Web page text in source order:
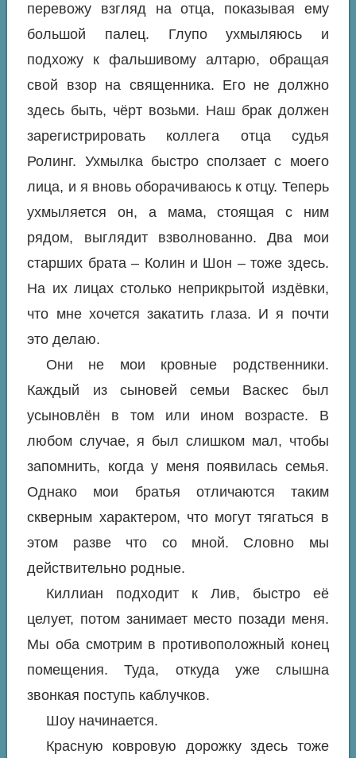
перевожу взгляд на отца, показывая ему
большой палец. Глупо ухмыляюсь и
подхожу к фальшивому алтарю, обращая
свой взор на священника. Его не должно
здесь быть, чёрт возьми. Наш брак должен
зарегистрировать коллега отца судья
Ролинг. Ухмылка быстро сползает с моего
лица, и я вновь оборачиваюсь к отцу. Теперь
ухмыляется он, а мама, стоящая с ним
рядом, выглядит взволнованно. Два мои
старших брата – Колин и Шон – тоже здесь.
На их лицах столько неприкрытой издёвки,
что мне хочется закатить глаза. И я почти
это делаю.
Они не мои кровные родственники.
Каждый из сыновей семьи Васкес был
усыновлён в том или ином возрасте. В
любом случае, я был слишком мал, чтобы
запомнить, когда у меня появилась семья.
Однако мои братья отличаются таким
скверным характером, что могут тягаться в
этом разве что со мной. Словно мы
действительно родные.
Киллиан подходит к Лив, быстро её
целует, потом занимает место позади меня.
Мы оба смотрим в противоположный конец
помещения. Туда, откуда уже слышна
звонкая поступь каблучков.
Шоу начинается.
Красную ковровую дорожку здесь тоже